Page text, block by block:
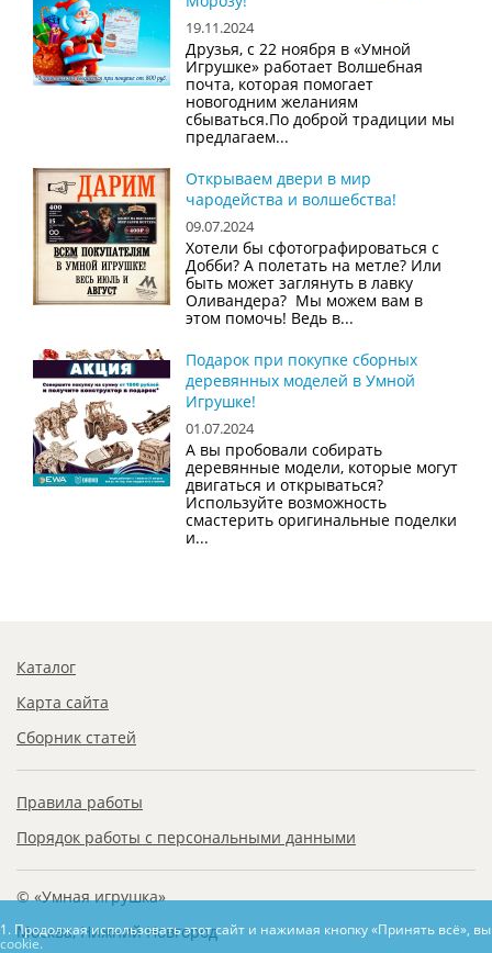
19.11.2024
Друзья, с 22 ноября в «Умной
Игрушке» работает Волшебная
почта, которая помогает
новогодним желаниям
сбываться.По доброй традиции мы
предлагаем...
Открываем двери в мир
чародейства и волшебства!
09.07.2024
Хотели бы сфотографироваться с
Добби? А полетать на метле? Или
быть может заглянуть в лавку
Оливандера? Мы можем вам в
этом помочь! Ведь в...
Подарок при покупке сборных
деревянных моделей в Умной
Игрушке!
01.07.2024
А вы пробовали собирать
деревянные модели, которые могут
двигаться и открываться?
Используйте возможность
смастерить оригинальные поделки
и...
Каталог
Карта сайта
Сборник статей
Правила работы
Порядок работы с персональными данными
© «Умная игрушка»
Москва, Нижний Новгород
1. Продолжая использовать этот сайт и нажимая кнопку «Принять всё»,
cookie.